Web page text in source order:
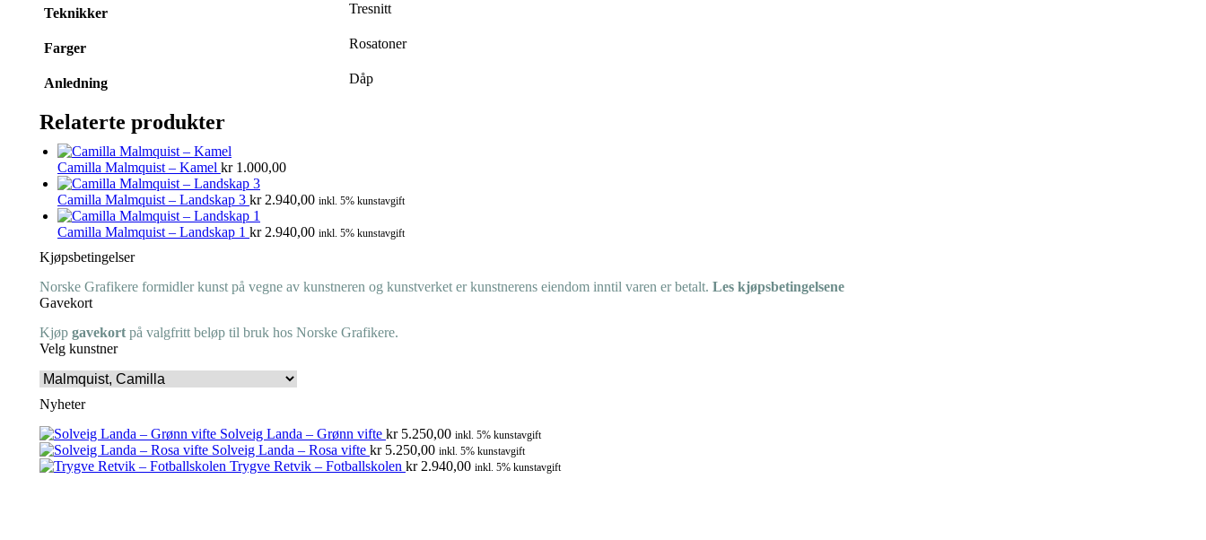
Teknikker Tresnitt
Farger Rosatoner
Anledning Dåp
Relaterte produkter
Camilla Malmquist – Kamel kr1.000,00
Camilla Malmquist – Landskap 3 kr2.940,00 inkl. 5% kunstavgift
Camilla Malmquist – Landskap 1 kr2.940,00 inkl. 5% kunstavgift
Kjøpsbetingelser
Norske Grafikere formidler kunst på vegne av kunstneren og kunstverket er kunstnerens eiendom inntil varen er betalt. Les kjøpsbetingelsene
Gavekort
Kjøp gavekort på valgfritt beløp til bruk hos Norske Grafikere.
Velg kunstner
Nyheter
Solveig Landa – Grønn vifte kr5.250,00 inkl. 5% kunstavgift
Solveig Landa – Rosa vifte kr5.250,00 inkl. 5% kunstavgift
Trygve Retvik – Fotballskolen kr2.940,00 inkl. 5% kunstavgift